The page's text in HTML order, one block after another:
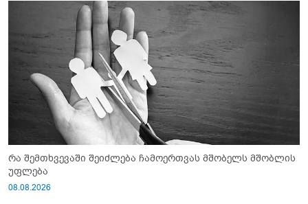
რა შემთხვევაში შეიძლება ჩამოერთვას მშობელს მშობლის
უფლება
08.08.2026